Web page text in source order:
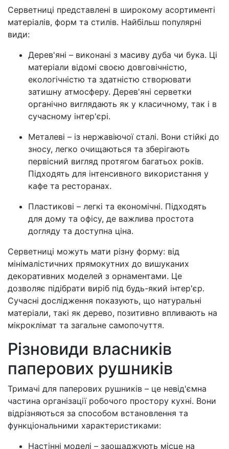
Серветниці представлені в широкому асортименті
матеріалів, форм та стилів. Найбільш популярні
види:
Дерев'яні – виконані з масиву дуба чи бука. Ці
матеріали відомі своєю довговічністю,
екологічністю та здатністю створювати
затишну атмосферу. Дерев'яні серветки
органічно виглядають як у класичному, так і в
сучасному інтер'єрі.
Металеві – із нержавіючої сталі. Вони стійкі до
зносу, легко очищаються та зберігають
первісний вигляд протягом багатьох років.
Підходять для інтенсивного використання у
кафе та ресторанах.
Пластикові – легкі та економічні. Підходять
для дому та офісу, де важлива простота
догляду та доступна ціна.
Серветниці можуть мати різну форму: від
мінімалістичних прямокутних до вишуканих
декоративних моделей з орнаментами. Це
дозволяє підібрати виріб під будь-який інтер'єр.
Сучасні дослідження показують, що натуральні
матеріали, такі як дерево, позитивно впливають на
мікроклімат та загальне самопочуття.
Різновиди власників
паперових рушників
Тримачі для паперових рушників – це невід'ємна
частина організації робочого простору кухні. Вони
відрізняються за способом встановлення та
функціональними характеристиками:
Настінні моделі – заощаджують місце на